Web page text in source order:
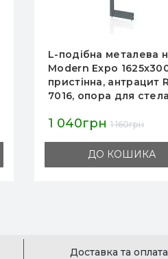
L-подібна металева нога
Modern Expo 1625x300 мм,
пристінна, антрацит RAL
7016, опора для стелажів і
1 040грн 1 160грн
ДО КОШИКА
Доставка та оплата